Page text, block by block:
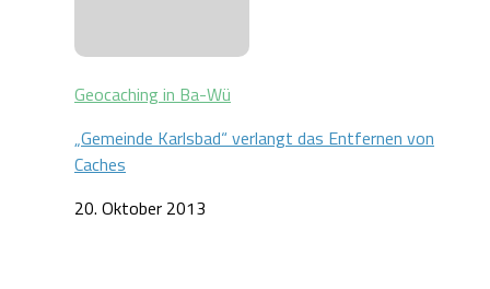
Geocaching in Ba-Wü
„Gemeinde Karlsbad“ verlangt das Entfernen von
Caches
20. Oktober 2013